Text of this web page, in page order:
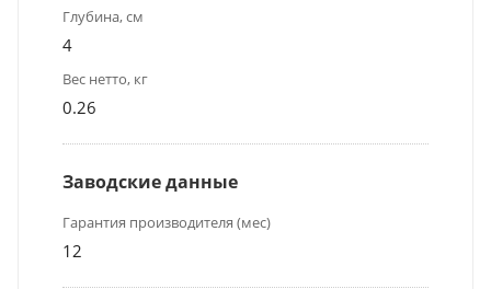
Глубина, см
4
Вес нетто, кг
0.26
Заводские данные
Гарантия производителя (мес)
12